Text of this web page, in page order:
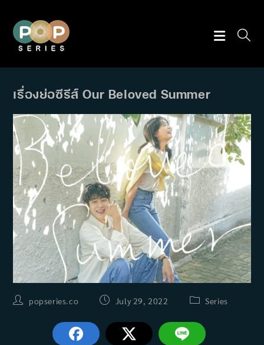
content
เรื่องย่อซีรีส์ Our Beloved Summer
Postpopseries.co
Post July 29, 2022
PostSeries